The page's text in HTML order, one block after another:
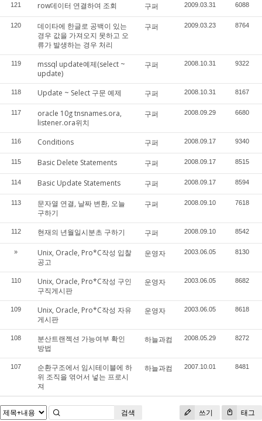
121 row데이터 연결하여 조회 구퍼 2009.03.31 6088
120
데이타에 한글로 공백이 있는
경우 값을 가져오지 못하고 오
류가 발생하는 경우 처리
구퍼 2009.03.23 8764
119
mssql update예제(select ~
update)
구퍼 2008.10.31 9322
118 Update ~ Select 구문 예제 구퍼 2008.10.31 8167
117
oracle 10g tnsnames.ora,
listener.ora위치
구퍼 2008.09.29 6680
116 Conditions 구퍼 2008.09.17 9340
115 Basic Delete Statements 구퍼 2008.09.17 8515
114 Basic Update Statements 구퍼 2008.09.17 8594
113
문자열 연결, 날짜 변환, 오늘
구하기
구퍼 2008.09.10 7618
112 현재의 년월일시분초 구하기 구퍼 2008.09.10 8542
»
Unix, Oracle, Pro*C작성 입찰
공고
운영자 2003.06.05 8130
110
Unix, Oracle, Pro*C작성 구인
구직게시판
운영자 2003.06.05 8682
109
Unix, Oracle, Pro*C작성 자유
게시판
운영자 2003.06.05 8618
108
분산트랜젝션 가능여부 확인
방법
하늘과컴 2008.05.29 8272
107
순환구조에서 임시테이블에 하
위 조직을 엮어서 넣는 프로시
져
하늘과컴 2007.10.01 8481
쓰기 태그
검색